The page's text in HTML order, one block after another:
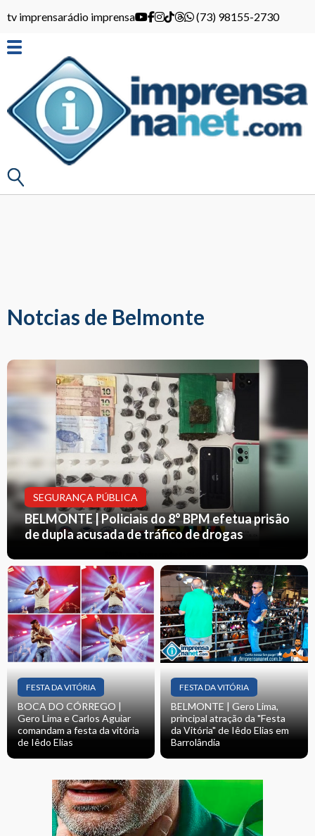
tv imprensarádio imprensa (73) 98155-2730
Notcias de Belmonte
SEGURANÇA PÚBLICA
BELMONTE | Policiais do 8° BPM efetua prisão
de dupla acusada de tráfico de drogas
FESTA DA VITÓRIA
BOCA DO CÓRREGO |
Gero Lima e Carlos Aguiar
comandam a festa da vitória
de Iêdo Elias
FESTA DA VITÓRIA
BELMONTE | Gero Lima,
principal atração da "Festa
da Vitória" de Iêdo Elias em
Barrolândia